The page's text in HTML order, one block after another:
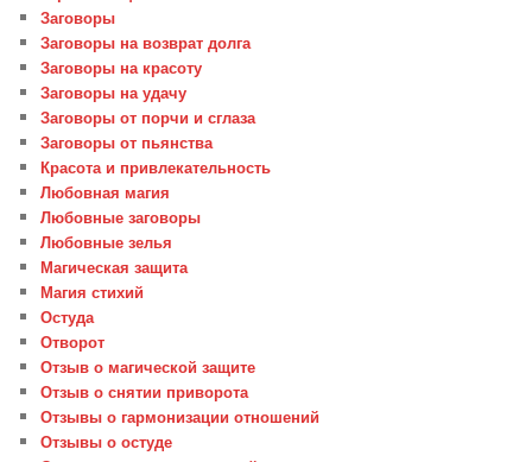
Заговоры
Заговоры на возврат долга
Заговоры на красоту
Заговоры на удачу
Заговоры от порчи и сглаза
Заговоры от пьянства
Красота и привлекательность
Любовная магия
Любовные заговоры
Любовные зелья
Магическая защита
Магия стихий
Остуда
Отворот
Отзыв о магической защите
Отзыв о снятии приворота
Отзывы о гармонизации отношений
Отзывы о остуде